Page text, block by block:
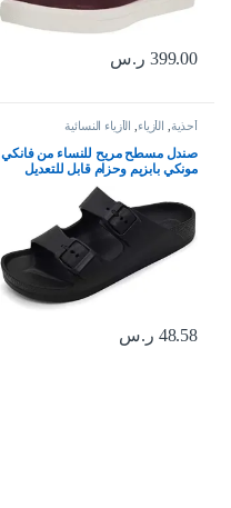
399.00 ر.س
أحذية الأزياء الأزياء النسائية
صندل مسطح مريح للنساء من فانكي
مونكي بابزيم وحزام قابل للتعديل
48.58 ر.س